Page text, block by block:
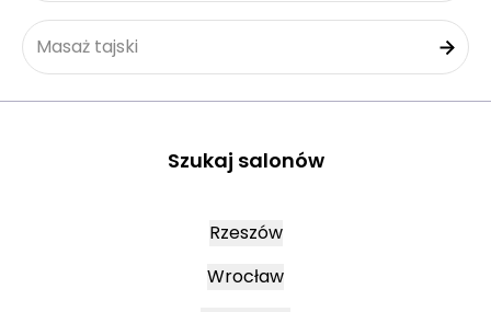
Masaż tajski
Szukaj salonów
Rzeszów
Wrocław